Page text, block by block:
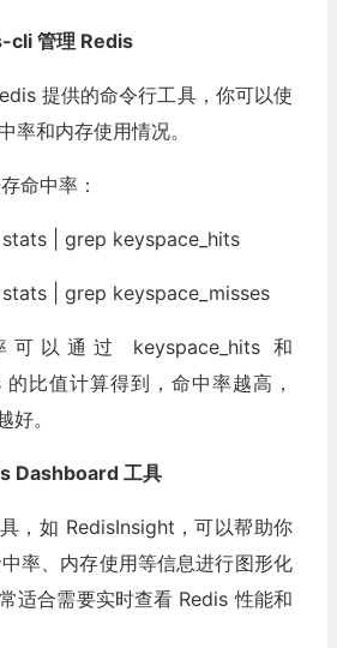
cli 管理 Redis
提供的命令行工具，你可以使
率和内存使用情况。
命中率：
| grep keyspace_hits
| grep keyspace_misses
以通过 keyspace_hits 和
比值计算得到，命中率越高，
。
Dashboard 工具
，如 RedisInsight，可以帮助你
率、内存使用等信息进行图形化
适合需要实时查看 Redis 性能和